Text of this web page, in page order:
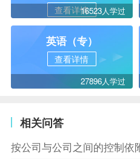
查看详情16523人学过
英语（专）
查看详情
27896人学过
相关问答
按公司与公司之间的控制依